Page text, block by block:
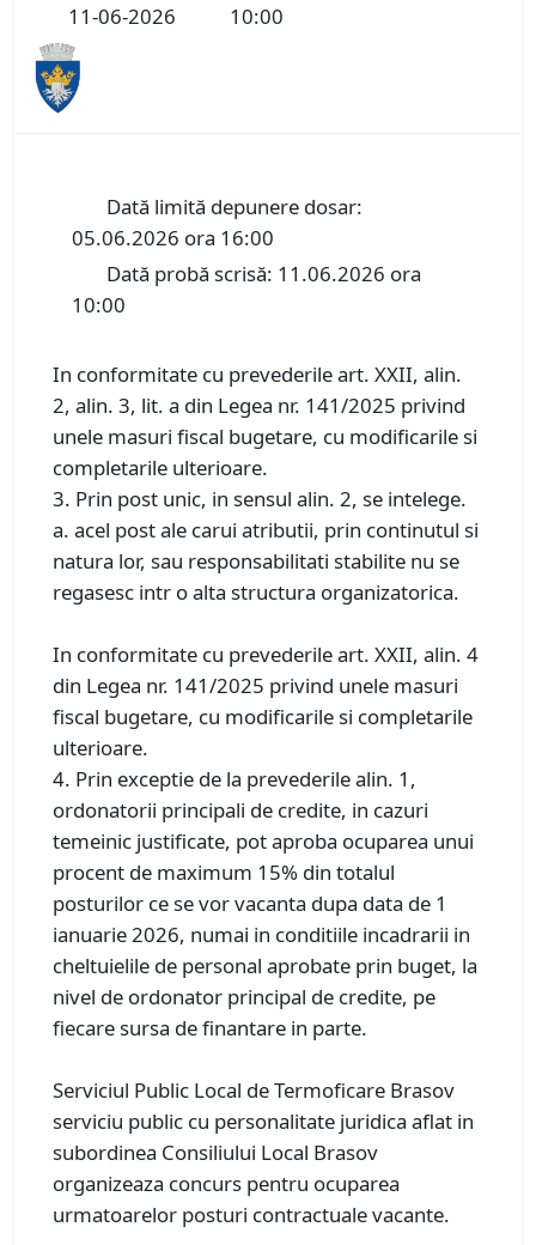
11-06-2026 10:00
Dată limită depunere dosar:
05.06.2026 ora 16:00
Dată probă scrisă: 11.06.2026 ora
10:00
In conformitate cu prevederile art. XXII, alin.
2, alin. 3, lit. a din Legea nr. 141/2025 privind
unele masuri fiscal bugetare, cu modificarile si
completarile ulterioare.
3. Prin post unic, in sensul alin. 2, se intelege.
a. acel post ale carui atributii, prin continutul si
natura lor, sau responsabilitati stabilite nu se
regasesc intr o alta structura organizatorica.
In conformitate cu prevederile art. XXII, alin. 4
din Legea nr. 141/2025 privind unele masuri
fiscal bugetare, cu modificarile si completarile
ulterioare.
4. Prin exceptie de la prevederile alin. 1,
ordonatorii principali de credite, in cazuri
temeinic justificate, pot aproba ocuparea unui
procent de maximum 15% din totalul
posturilor ce se vor vacanta dupa data de 1
ianuarie 2026, numai in conditiile incadrarii in
cheltuielile de personal aprobate prin buget, la
nivel de ordonator principal de credite, pe
fiecare sursa de finantare in parte.
Serviciul Public Local de Termoficare Brasov
serviciu public cu personalitate juridica aflat in
subordinea Consiliului Local Brasov
organizeaza concurs pentru ocuparea
urmatoarelor posturi contractuale vacante.